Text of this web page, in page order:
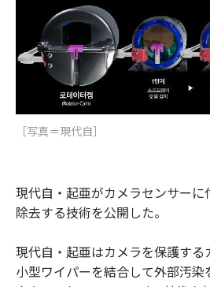
r
［写真＝現代自］
現代自・起亜がカメラセンサー
除去する技術を公開した。
現代自・起亜はカメラを保護する
小型ワイパーを結合して外部汚染